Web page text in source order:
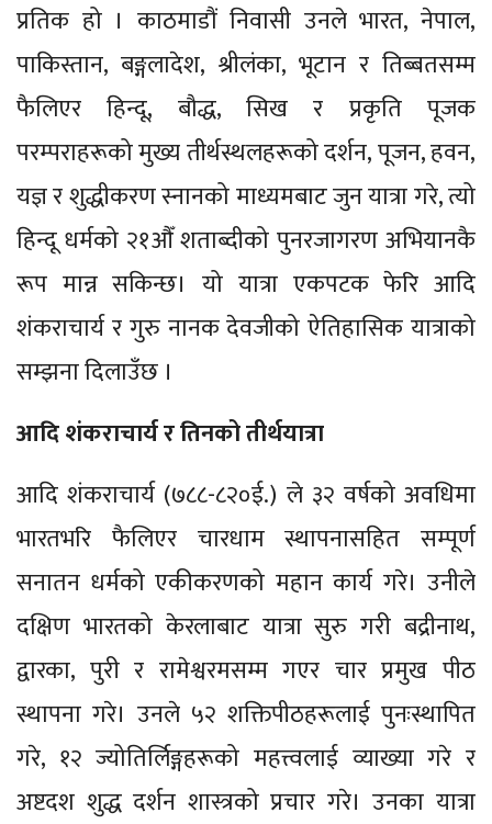
प्रतिक हो । काठमाडौं निवासी उनले भारत, नेपाल,
पाकिस्तान, बङ्गलादेश, श्रीलंका, भूटान र तिब्बतसम्म
फैलिएर हिन्दू, बौद्ध, सिख र प्रकृति पूजक
परम्पराहरूको मुख्य तीर्थस्थलहरूको दर्शन, पूजन, हवन,
यज्ञ र शुद्धीकरण स्नानको माध्यमबाट जुन यात्रा गरे, त्यो
हिन्दू धर्मको २१औँ शताब्दीको पुनरजागरण अभियानकै
रूप मान्न सकिन्छ। यो यात्रा एकपटक फेरि आदि
शंकराचार्य र गुरु नानक देवजीको ऐतिहासिक यात्राको
सम्झना दिलाउँछ ।
आदि शंकराचार्य र तिनको तीर्थयात्रा
आदि शंकराचार्य (७८८-८२०ई.) ले ३२ वर्षको अवधिमा
भारतभरि फैलिएर चारधाम स्थापनासहित सम्पूर्ण
सनातन धर्मको एकीकरणको महान कार्य गरे। उनीले
दक्षिण भारतको केरलाबाट यात्रा सुरु गरी बद्रीनाथ,
द्वारका, पुरी र रामेश्वरमसम्म गएर चार प्रमुख पीठ
स्थापना गरे। उनले ५२ शक्तिपीठहरूलाई पुनःस्थापित
गरे, १२ ज्योतिर्लिङ्गहरूको महत्त्वलाई व्याख्या गरे र
अष्टदश शुद्ध दर्शन शास्त्रको प्रचार गरे। उनका यात्रा